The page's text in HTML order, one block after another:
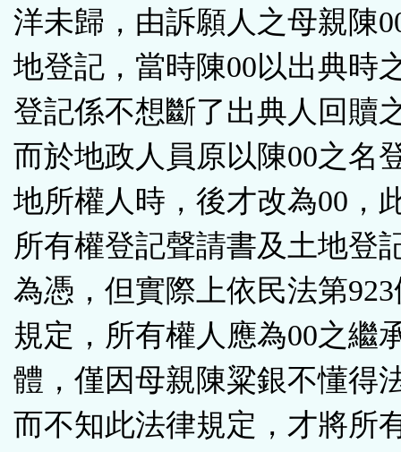
洋未歸，由訴願人之母親陳
地登記，當時陳00以出典時
登記係不想斷了出典人回贖
而於地政人員原以陳00之名
地所權人時，後才改為00，
所有權登記聲請書及土地登
為憑，但實際上依民法第
規定，所有權人應為00之繼
體，僅因母親陳粱銀不懂得
而不知此法律規定，才將所